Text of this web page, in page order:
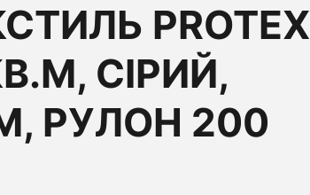
PROTEX
СІРИЙ,
РУЛОН 200